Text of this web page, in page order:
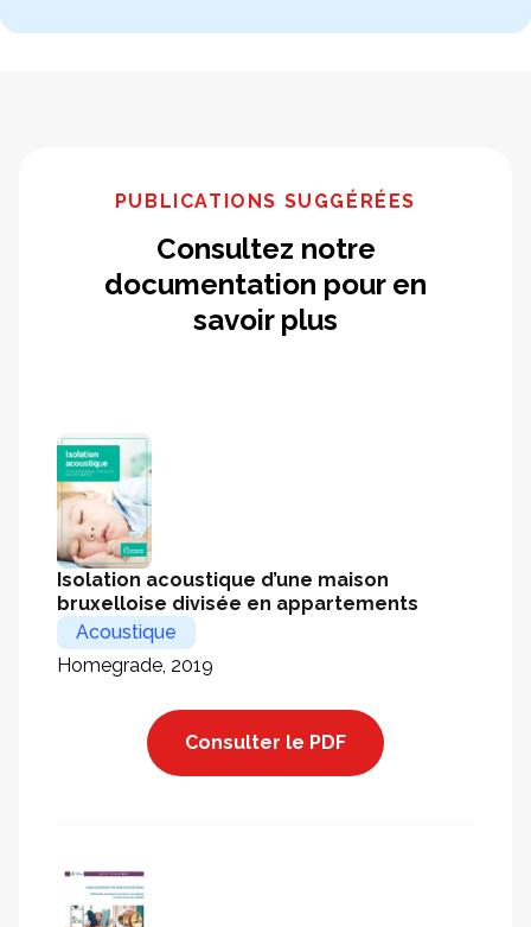
PUBLICATIONS SUGGÉRÉES
Consultez notre
documentation pour en
savoir plus
Isolation acoustique d’une maison
bruxelloise divisée en appartements
Acoustique
Homegrade, 2019
Consulter le PDF